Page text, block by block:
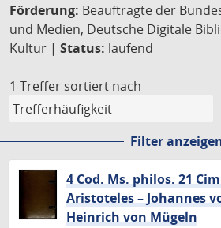
Förderung: Beauftragte der
und Medien, Deutsche Digitale
Kultur | Status: laufend
1 Treffer sortiert nach
Filter
4 Cod. Ms. philos. 21
Aristoteles – Johannes
Heinrich von Mügeln